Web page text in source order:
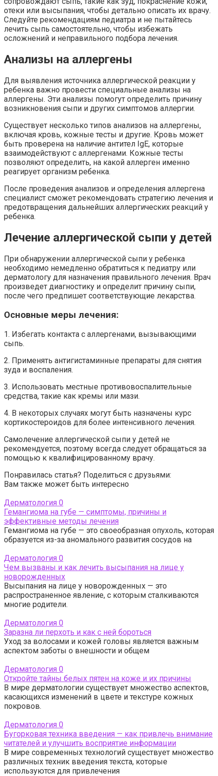
отеки или высыпания, чтобы детально описать их врачу.
Следуйте рекомендациям педиатра и не пытайтесь
лечить сыпь самостоятельно, чтобы избежать
осложнений и неправильного подбора лечения.
Анализы на аллергены
Для выявления источника аллергической реакции у
ребенка важно провести специальные анализы на
аллергены. Эти анализы помогут определить причину
возникновения сыпи и других симптомов аллергии.
Существует несколько типов анализов на аллергены,
включая кровь, кожные тесты и другие. Кровь может
быть проверена на наличие антител IgE, которые
взаимодействуют с аллергенами. Кожные тесты
позволяют определить, на какой аллерген именно
реагирует организм ребенка.
После проведения анализов и определения аллергена
специалист сможет рекомендовать стратегию лечения и
предотвращения дальнейших аллергических реакций у
ребенка.
Лечение аллергической сыпи у детей
При обнаружении аллергической сыпи у ребенка
необходимо немедленно обратиться к педиатру или
дерматологу для назначения правильного лечения. Врач
произведет диагностику и определит причину сыпи,
после чего предпишет соответствующие лекарства.
Основные меры лечения:
1. Избегать контакта с аллергенами, вызывающими
сыпь.
2. Применять антигистаминные препараты для снятия
зуда и воспаления.
3. Использовать местные противовоспалительные
средства, такие как кремы или мази.
4. В некоторых случаях могут быть назначены курс
кортикостероидов для более интенсивного лечения.
Самолечение аллергической сыпи у детей не
рекомендуется, поэтому всегда следует обращаться за
помощью к квалифицированному врачу.
Понравилась статья? Поделиться с друзьями:
Вам также может быть интересно
Дерматология 0
Гемангиома на губе — симптомы, причины и
эффективные методы лечения
Гемангиома на губе — это своеобразная опухоль, которая
образуется из-за аномального развития сосудов на
Дерматология 0
Чем вызваны и как лечить высыпания на лице у
новорожденных
Высыпания на лице у новорожденных — это
распространенное явление, с которым сталкиваются
многие родители.
Дерматология 0
Заразна ли перхоть и как с ней бороться
Уход за волосами и кожей головы является важным
аспектом заботы о внешности и общем
Дерматология 0
Откройте тайны белых пятен на коже и их причины
В мире дерматологии существует множество аспектов,
касающихся изменений в цвете и текстуре кожных
покровов.
Дерматология 0
Бугорковая техника введения — как привлечь внимание
читателей и улучшить восприятие информации
В мире современных технологий существует множество
различных техник введения текста, которые
используются для привлечения